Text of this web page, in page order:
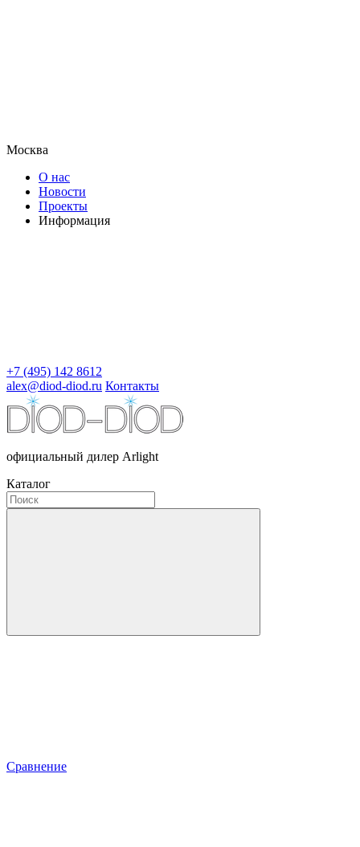
Москва
О нас
Новости
Проекты
Информация
+7 (495) 142 8612
alex@diod-diod.ru Контакты
официальный дилер Arlight
Каталог
Сравнение